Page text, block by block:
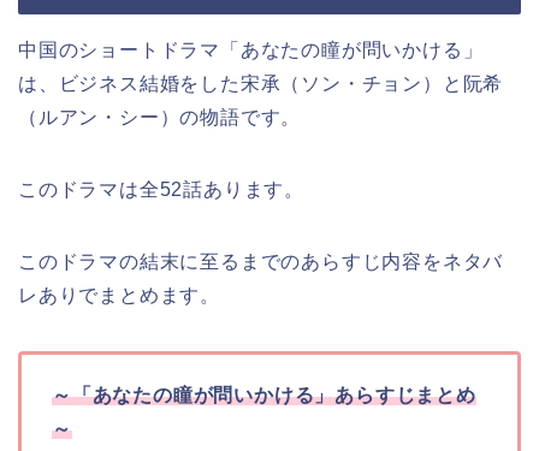
中国のショートドラマ「あなたの瞳が問いかける」
は、ビジネス結婚をした宋承（ソン・チョン）と阮希
（ルアン・シー）の物語です。
このドラマは全52話あります。
このドラマの結末に至るまでのあらすじ内容をネタバ
レありでまとめます。
～「あなたの瞳が問いかける」あらすじまとめ
～